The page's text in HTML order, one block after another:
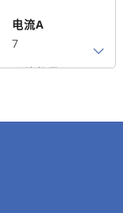
118
电流A
7
引线数量
马达长度mm